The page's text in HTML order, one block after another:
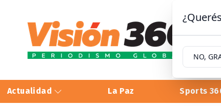
Actualidad La Paz Sports
NO,